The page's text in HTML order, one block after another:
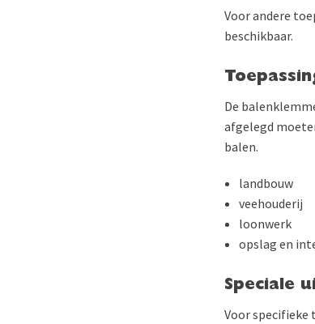
Voor andere
beschikbaar.
De
afgelegd
balen.
landbouw
veehouderij
loonwerk
opslag en
Speciale
Voor specifieke